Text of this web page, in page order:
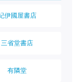
伊國屋書店
三省堂書店
有隣堂